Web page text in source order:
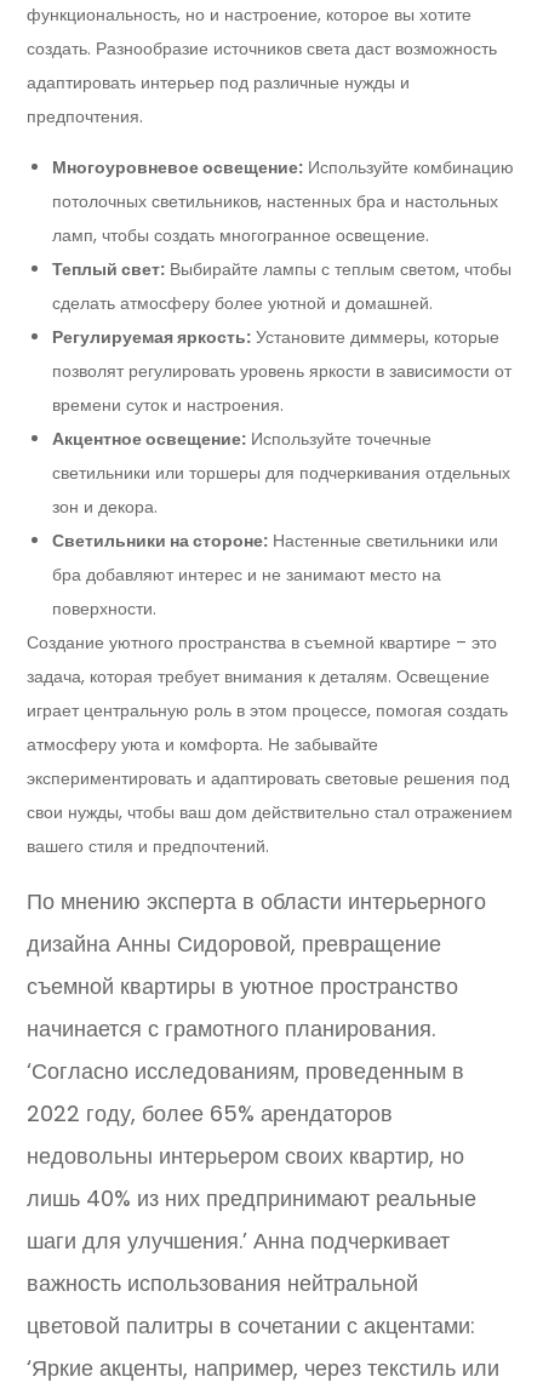
функциональность, но и настроение, которое вы хотите
создать. Разнообразие источников света даст возможность
адаптировать интерьер под различные нужды и
предпочтения.
Многоуровневое освещение: Используйте комбинацию
потолочных светильников, настенных бра и настольных
ламп, чтобы создать многогранное освещение.
Теплый свет: Выбирайте лампы с теплым светом, чтобы
сделать атмосферу более уютной и домашней.
Регулируемая яркость: Установите диммеры, которые
позволят регулировать уровень яркости в зависимости от
времени суток и настроения.
Акцентное освещение: Используйте точечные
светильники или торшеры для подчеркивания отдельных
зон и декора.
Светильники на стороне: Настенные светильники или
бра добавляют интерес и не занимают место на
поверхности.
Создание уютного пространства в съемной квартире – это
задача, которая требует внимания к деталям. Освещение
играет центральную роль в этом процессе, помогая создать
атмосферу уюта и комфорта. Не забывайте
экспериментировать и адаптировать световые решения под
свои нужды, чтобы ваш дом действительно стал отражением
вашего стиля и предпочтений.
По мнению эксперта в области интерьерного
дизайна Анны Сидоровой, превращение
съемной квартиры в уютное пространство
начинается с грамотного планирования.
‘Согласно исследованиям, проведенным в
2022 году, более 65% арендаторов
недовольны интерьером своих квартир, но
лишь 40% из них предпринимают реальные
шаги для улучшения.’ Анна подчеркивает
важность использования нейтральной
цветовой палитры в сочетании с акцентами:
‘Яркие акценты, например, через текстиль или